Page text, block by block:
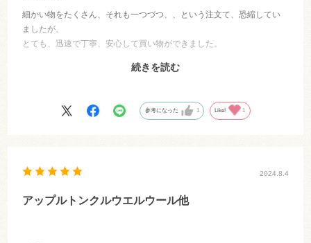
細かい物をたくさん、それも一つづつ、、という注文て、恐縮してい
ましたが、
とても、迅速で丁寧、安心して買い物ができました。
次からもよろしくお願いいたします。
続きを読む
参考になった 1 Like! 1
2024.8.4
アップルトンクルウエルウール他